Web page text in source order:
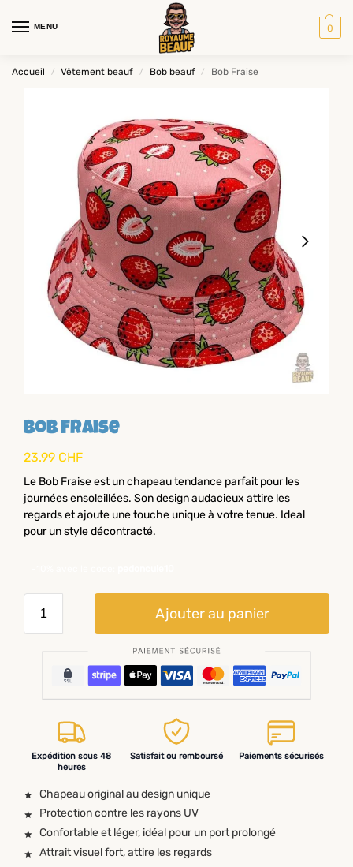
MENU 0
Accueil / Vêtement beauf / Bob beauf / Bob Fraise
Bob Fraise
23.99 CHF
Le Bob Fraise est un chapeau tendance parfait pour les
journées ensoleillées. Son design audacieux attire les
regards et ajoute une touche unique à votre tenue. Ideal
pour un style décontracté.
Ajouter au panier
Expédition sous 48
heures
Satisfait ou remboursé Paiements sécurisés
Chapeau original au design unique
Protection contre les rayons UV
Confortable et léger, idéal pour un port prolongé
Attrait visuel fort, attire les regards